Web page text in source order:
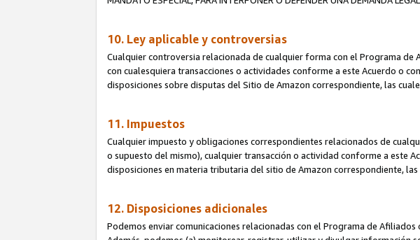
10. Ley aplicable y controversias
Cualquier controversia relacionada de cualquier forma con el Programa
con cualesquiera transacciones o actividades conforme a este Acuerdo o
disposiciones sobre disputas del Sitio de Amazon correspondiente, las
11. Impuestos
Cualquier impuesto y obligaciones correspondientes relacionados de
o supuesto del mismo), cualquier transacción o actividad conforme a este
disposiciones en materia tributaria del sitio de Amazon correspondiente, las
12. Disposiciones adicionales
Podemos enviar comunicaciones relacionadas con el Programa de